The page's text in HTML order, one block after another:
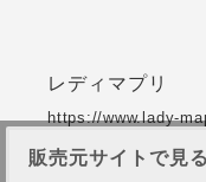
販売元サイトで見る
レディマプリ
https://www.lady-
CopyRight © Lady